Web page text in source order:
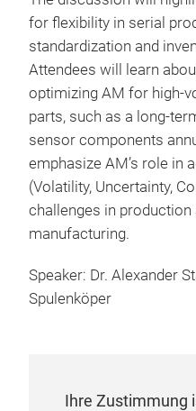
for flexibility in serial
standardization and
Attendees will learn
optimizing AM for high-
parts, such as a long-
sensor components
emphasize AM’s role in
(Volatility, Uncertainty,
challenges in production
manufacturing.
Speaker: Dr. Alexander
Spulenköper
Ihre Zustimmung